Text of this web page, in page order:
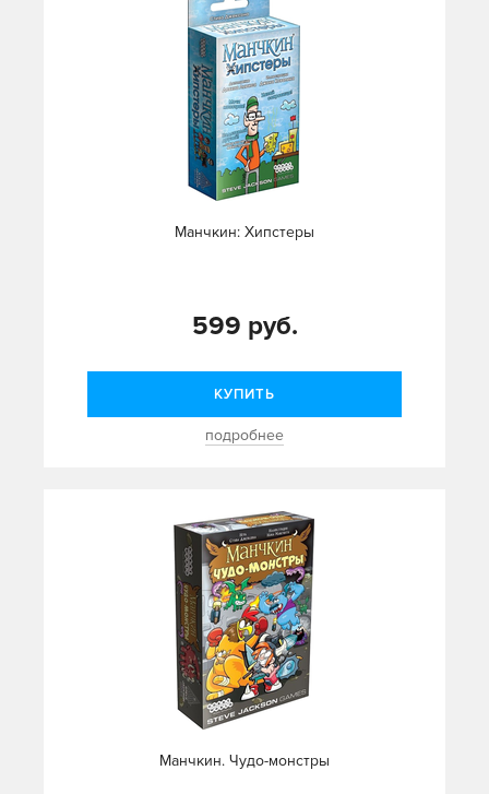
Манчкин: Хипстеры
599 руб.
КУПИТЬ
подробнее
Манчкин. Чудо-монстры